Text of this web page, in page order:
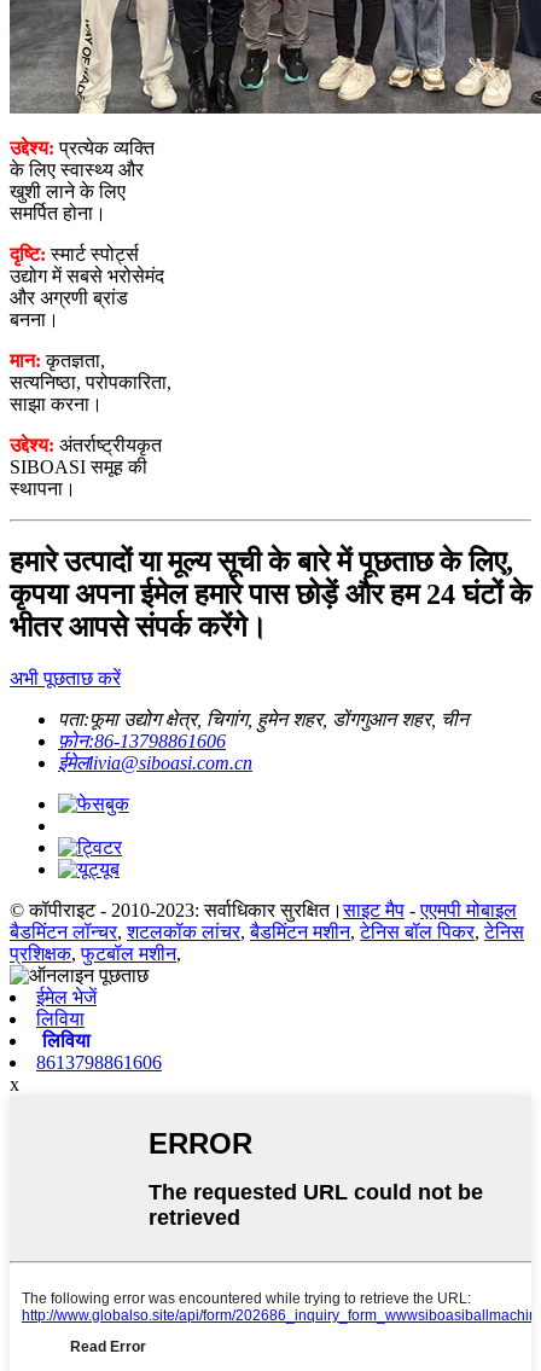
उद्देश्य: प्रत्येक व्यक्ति
के लिए स्वास्थ्य और
खुशी लाने के लिए
समर्पित होना।
दृष्टि: स्मार्ट स्पोर्ट्स
उद्योग में सबसे भरोसेमंद
और अग्रणी ब्रांड
बनना।
मान: कृतज्ञता,
सत्यनिष्ठा, परोपकारिता,
साझा करना।
उद्देश्य: अंतर्राष्ट्रीयकृत
SIBOASI समूह की
स्थापना।
हमारे उत्पादों या मूल्य सूची के बारे में पूछताछ के लिए,
कृपया अपना ईमेल हमारे पास छोड़ें और हम 24 घंटों के
भीतर आपसे संपर्क करेंगे।
अभी पूछताछ करें
पता:फूमा उद्योग क्षेत्र, चिगांग, हुमेन शहर, डोंगगुआन शहर, चीन
फ़ोन:86-13798861606
ईमेलlivia@siboasi.com.cn
© कॉपीराइट - 2010-2023: सर्वाधिकार सुरक्षित।साइट मैप -एएमपी मोबाइल
बैडमिंटन लॉन्चर,शटलकॉक लांचर,बैडमिंटन मशीन,टेनिस बॉल पिकर,टेनिस
प्रशिक्षक,फुटबॉल मशीन,
ईमेल भेजें
लिविया
लिविया
8613798861606
x